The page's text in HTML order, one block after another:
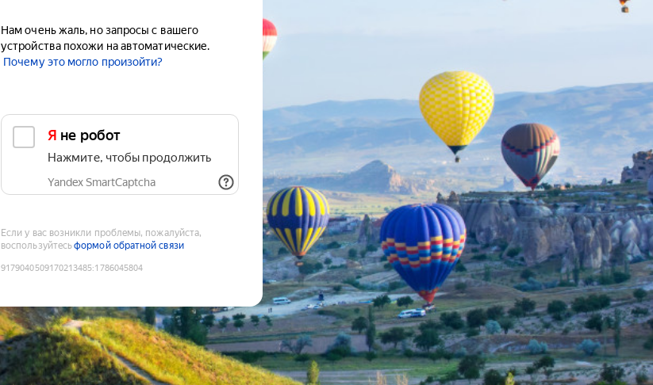
Нам очень жаль, но запросы с вашего
устройства похожи на автоматические.
Почему это могло произойти?
Я не робот
Нажмите, чтобы продолжить
Yandex SmartCaptcha
Если у вас возникли проблемы, пожалуйста,
воспользуйтесьформой обратной связи
9179040509170213485:1786045804